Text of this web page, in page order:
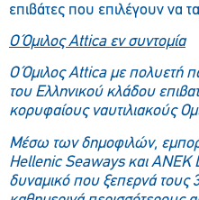
επιβάτες που επιλέγουν να
Ο Όμιλος Αtticaεν συντομία
Ο Όμιλος Αtticaμε πολυετή
του Ελληνικού κλάδου
κορυφαίους ναυτιλιακούς
Μέσω των δημοφιλών,
Hellenic Seawaysκαι ΑΝΕΚ
δυναμικό που ξεπερνά τους